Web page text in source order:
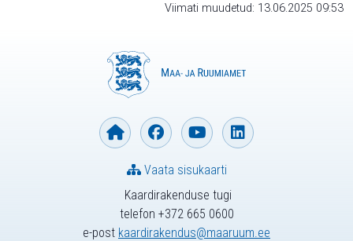
Viimati muudetud: 13.06.2025 09:53
Kaardirakenduse tugi
telefon +372 665 0600
e-post kaardirakendus@maaruum.ee
Vaata sisukaarti